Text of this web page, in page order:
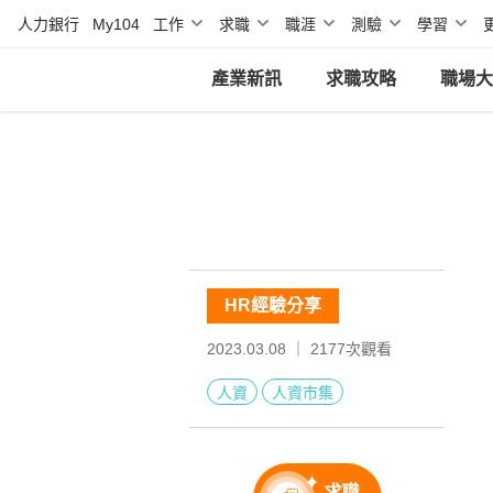
人力銀行 My104 工作 求職 職涯 測驗 學習
產業新訊 求職攻略 職場
HR經驗分享
2023.03.08 ｜ 2177次觀看
人資 人資市集